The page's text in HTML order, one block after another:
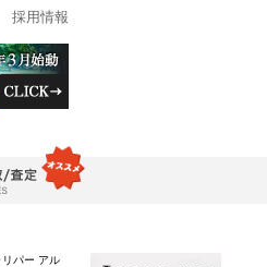
採用情報
リパー アル